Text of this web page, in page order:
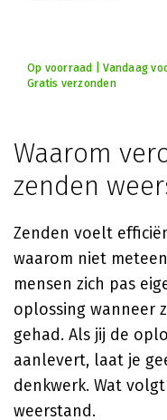
Op voorraad | Vandaag
Gratis verzonden
Waarom
zenden
Zenden voelt
waarom niet
mensen zich pas
oplossing wanneer
gehad. Als jij de
aanlevert, laat je
denkwerk. Wat
weerstand.